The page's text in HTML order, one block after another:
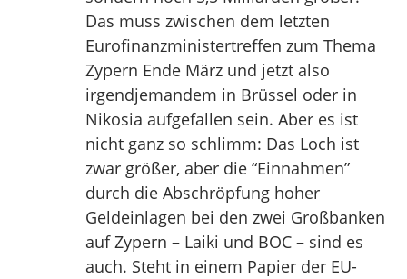
Das muss zwischen dem letzten
Eurofinanzministertreffen zum Thema
Zypern Ende März und jetzt also
irgendjemandem in Brüssel oder in
Nikosia aufgefallen sein. Aber es ist
nicht ganz so schlimm: Das Loch ist
zwar größer, aber die “Einnahmen”
durch die Abschröpfung hoher
Geldeinlagen bei den zwei Großbanken
auf Zypern – Laiki und BOC – sind es
auch. Steht in einem Papier der EU-